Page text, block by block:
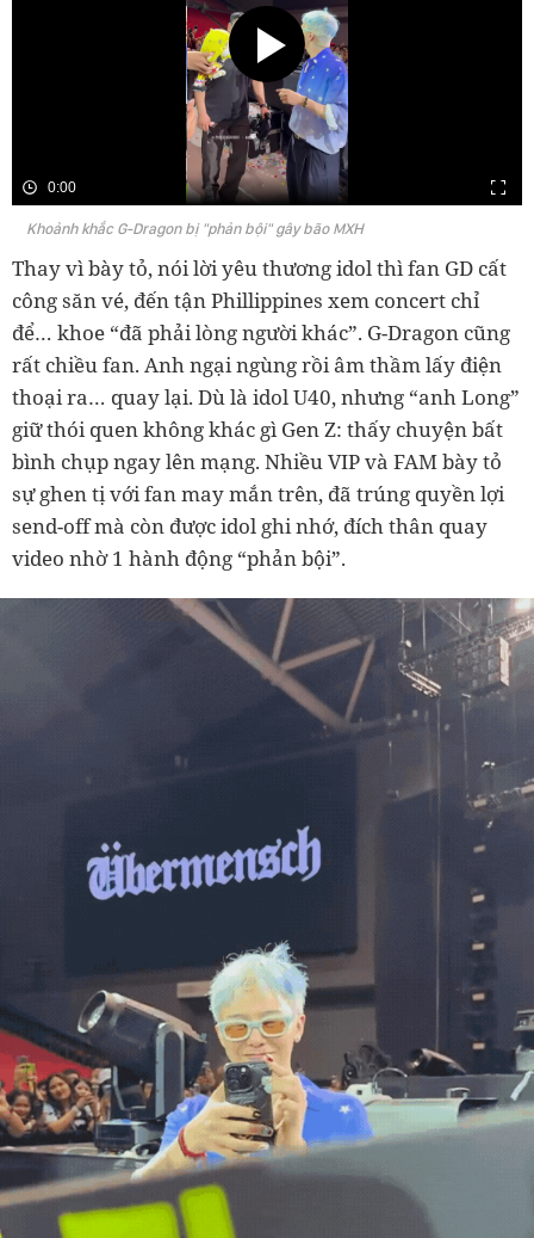
0:00
Khoảnh khắc G-Dragon bị "phản bội" gây bão MXH
Thay vì bày tỏ, nói lời yêu thương idol thì fan GD cất
công săn vé, đến tận Phillippines xem concert chỉ
để… khoe “đã phải lòng người khác”. G-Dragon cũng
rất chiều fan. Anh ngại ngùng rồi âm thầm lấy điện
thoại ra… quay lại. Dù là idol U40, nhưng “anh Long”
giữ thói quen không khác gì Gen Z: thấy chuyện bất
bình chụp ngay lên mạng. Nhiều VIP và FAM bày tỏ
sự ghen tị với fan may mắn trên, đã trúng quyền lợi
send-off mà còn được idol ghi nhớ, đích thân quay
video nhờ 1 hành động “phản bội”.